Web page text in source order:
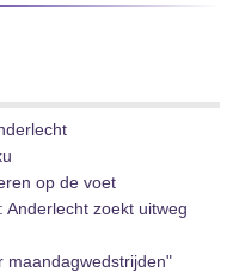
op de voet
Anderlecht zoekt uitweg
maandagwedstrijden"